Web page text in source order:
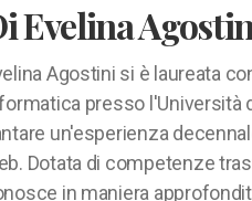
Evelina
Agostini si è laureata
presso l'Università
un'esperienza
Dotata di competenze
in maniera